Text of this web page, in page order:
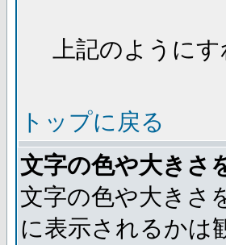
上記のように
トップに戻る
文字の色や大きさ
文字の色や大きさ
に表示されるかは